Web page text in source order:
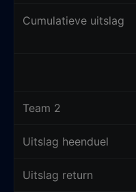
Cumulatieve uitslag
Team 2
Uitslag heenduel
Uitslag return